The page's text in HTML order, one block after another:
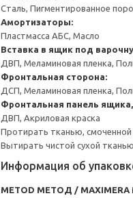
Сталь, Пигментированное
Амортизаторы:
Пластмасса АБС, Масло
Вставка в ящик под
ДВП, Меламиновая пленка,
Фронтальная сторона:
ДСП, Меламиновая пленка,
Фронтальная панель ящика,
ДВП, Акриловая краска
Протирать тканью,
Вытирать чистой сухой
Информация об
METOD МЕТОД /